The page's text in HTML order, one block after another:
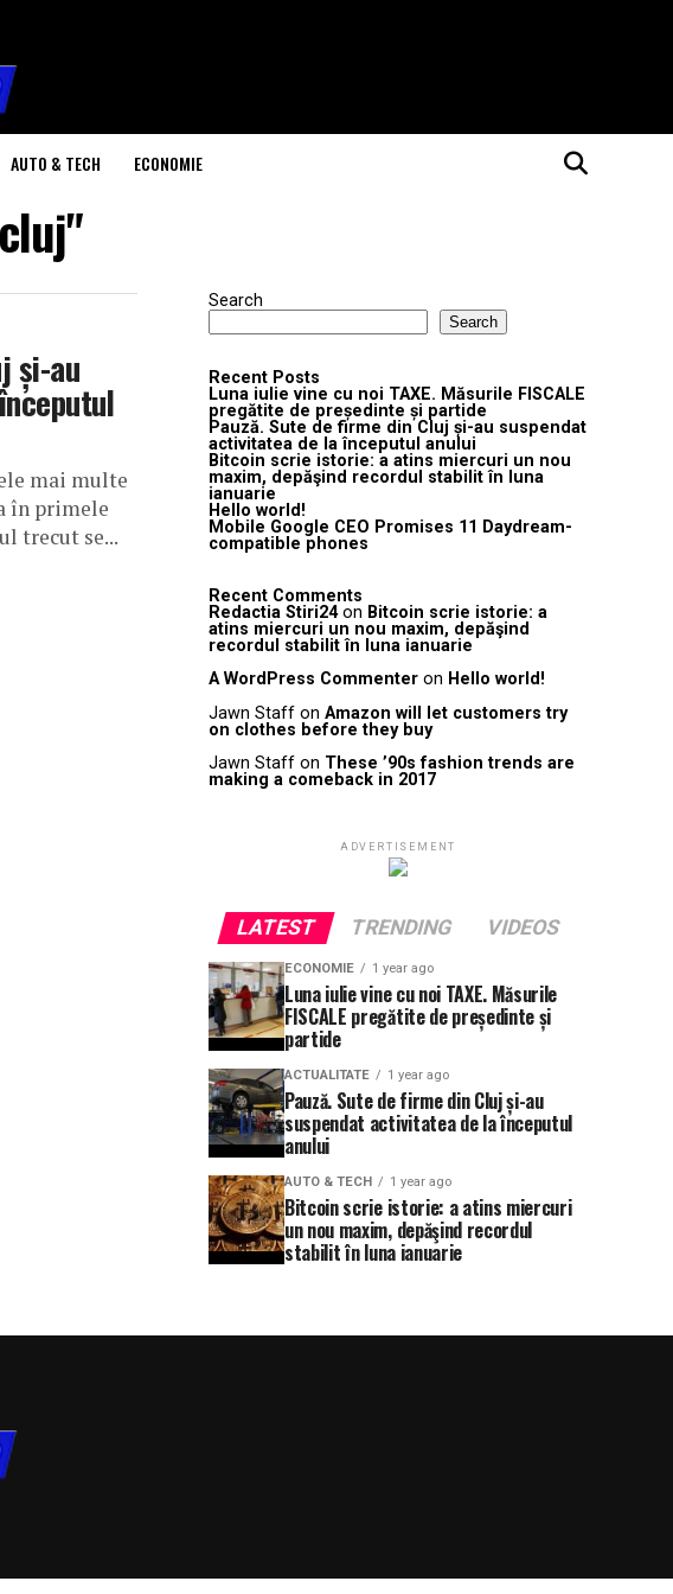
AUTO & TECH ECONOMIE
și-au
mai multe
în primele
trecut se...
Search
Search
Recent Posts
Luna iulie vine cu noi TAXE. Măsurile FISCALE
pregătite de președinte și partide
Pauză. Sute de firme din Cluj și-au suspendat
activitatea de la începutul anului
Bitcoin scrie istorie: a atins miercuri un nou
maxim, depăşind recordul stabilit în luna
ianuarie
Hello world!
Mobile Google CEO Promises 11 Daydream-
compatible phones
Recent Comments
Redactia Stiri24on Bitcoin scrie istorie: a
atins miercuri un nou maxim, depăşind
recordul stabilit în luna ianuarie
A WordPress Commenter on Hello world!
Jawn Staff on Amazon will let customers try
on clothes before they buy
Jawn Staff on These ’90s fashion trends are
making a comeback in 2017
ADVERTISEMENT
LATEST TRENDING VIDEOS
ECONOMIE 1 year ago
Luna iulie vine cu noi TAXE. Măsurile
FISCALE pregătite de președinte și
partide
ACTUALITATE 1 year ago
Pauză. Sute de firme din Cluj și-au
suspendat activitatea de la începutul
anului
AUTO & TECH 1 year ago
Bitcoin scrie istorie: a atins miercuri
un nou maxim, depăşind recordul
stabilit în luna ianuarie